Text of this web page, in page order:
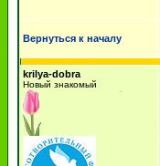
Вернуться к началу
krilya-dobra
Новый знакомый